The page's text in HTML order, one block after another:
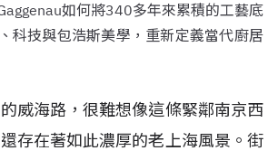
如何將340多年來累積的工藝底
科技與包浩斯美學，重新定義當代廚居
威海路，很難想像這條緊鄰南京西
存在著如此濃厚的老上海風景。街